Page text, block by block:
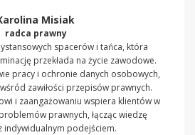
Misiak
radca prawny
spacerów i tańca, która
przekłada na życie zawodowe.
pracy i ochronie danych osobowych,
zawiłości przepisów prawnych.
i zaangażowaniu wspiera klientów w
prawnych, łącząc wiedzę
indywidualnym podejściem.